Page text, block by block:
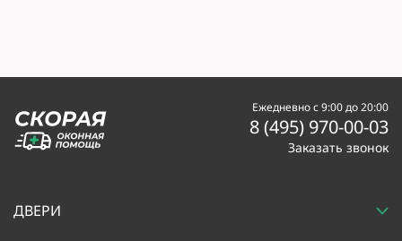
Ежедневно с 9:00 до 20:00
8 (495) 970-00-03
Заказать звонок
ДВЕРИ